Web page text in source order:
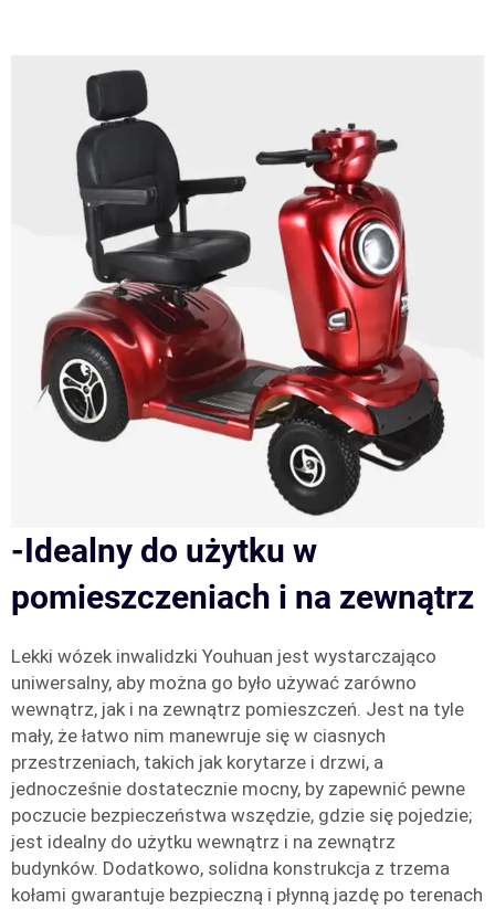
-Idealny do użytku w
pomieszczeniach i na zewnątrz
Lekki wózek inwalidzki Youhuan jest wystarczająco
uniwersalny, aby można go było używać zarówno
wewnątrz, jak i na zewnątrz pomieszczeń. Jest na tyle
mały, że łatwo nim manewruje się w ciasnych
przestrzeniach, takich jak korytarze i drzwi, a
jednocześnie dostatecznie mocny, by zapewnić pewne
poczucie bezpieczeństwa wszędzie, gdzie się pojedzie;
jest idealny do użytku wewnątrz i na zewnątrz
budynków. Dodatkowo, solidna konstrukcja z trzema
kołami gwarantuje bezpieczną i płynną jazdę po terenach